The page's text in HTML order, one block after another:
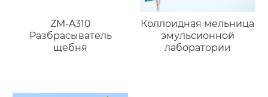
ZM-A310
Разбрасыватель
щебня
Коллоидная мельница
эмульсионной
лаборатории